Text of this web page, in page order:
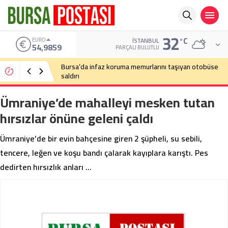
EURO
54,9859 İSTANBUL
PARÇALI BULUTLU 32°C
Bursa’da infaz koruma memurlarını taşıyan otobüse
saldırı
Ümraniye’de mahalleyi mesken tutan
hırsızlar önüne geleni çaldı
Ümraniye’de bir evin bahçesine giren 2 şüpheli, su sebili,
tencere, leğen ve koşu bandı çalarak kayıplara karıştı. Pes
dedirten hırsızlık anları …